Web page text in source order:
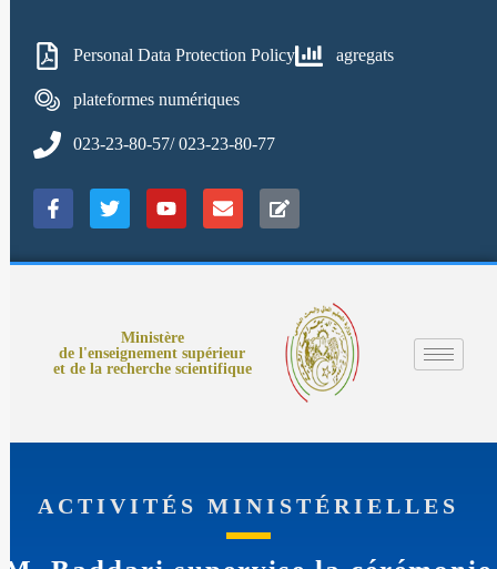
Personal Data Protection Policy agregats
plateformes numériques
023-23-80-57/ 023-23-80-77
Ministère
de l'enseignement supérieur
et de la recherche scientifique
ACTIVITÉS MINISTÉRIELLES